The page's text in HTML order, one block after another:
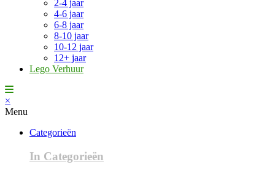
2-4 jaar
4-6 jaar
6-8 jaar
8-10 jaar
10-12 jaar
12+ jaar
Lego Verhuur
×
Menu
Categorieën
In Categorieën